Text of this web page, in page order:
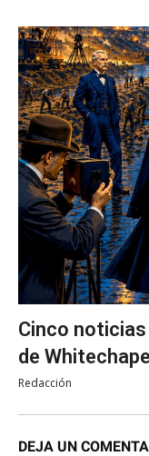
Cinco
de
Redacción
DEJA UN